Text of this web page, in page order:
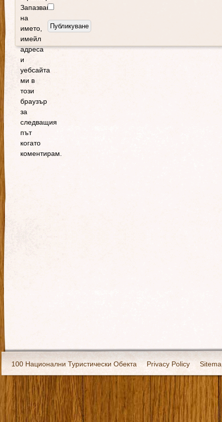
Запазване
на
името,
имейл
адреса
и
уебсайта
ми в
този
браузър
за
следващия
път
когато
коментирам.
100 Национални Туристически Обекта Privacy Policy
Екипировка За нас Имало едно време Кивоторият.
Ковчега със светите мощи на Свети Григорий Каллидис